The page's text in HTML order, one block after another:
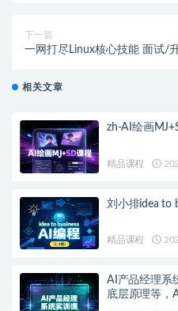
下一篇
一网打尽Linux核心技能 面试/
相关文章
zh-AI绘画
精品课程
刘小排idea to
精品课程
AI产品经理系
底层原理等，